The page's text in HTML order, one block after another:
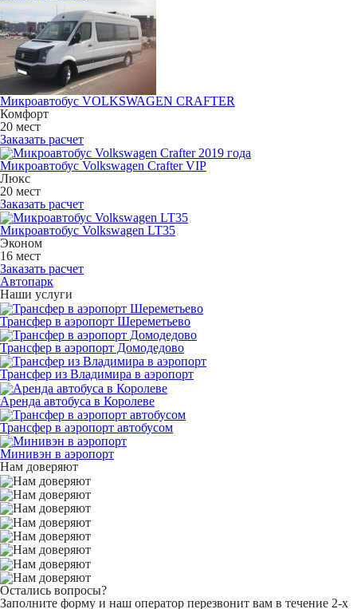
Микроавтобус VOLKSWAGEN CRAFTER
Комфорт
20 мест
Заказать расчет
Микроавтобус Volkswagen Crafter VIP
Люкс
20 мест
Заказать расчет
Микроавтобус Volkswagen LT35
Эконом
16 мест
Заказать расчет
Автопарк
Наши услуги
Трансфер в аэропорт Шереметьево
Трансфер в аэропорт Домодедово
Трансфер из Владимира в аэропорт
Аренда автобуса в Королеве
Трансфер в аэропорт автобусом
Минивэн в аэропорт
Нам доверяют
Остались вопросы?
Заполните форму и наш оператор перезвонит вам в течение 2-х